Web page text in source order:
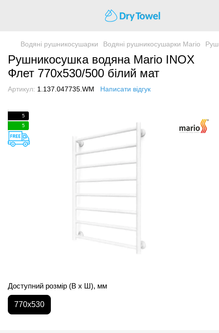
Водяні рушникосушарки Водяні рушникосушарки Mario
Рушникосушка водяна Mario INOX
Флет 770x530/500 білий мат
Артикул: 1.137.047735.WM Написати відгук
5
5
Доступний розмір (В x Ш), мм
770x530